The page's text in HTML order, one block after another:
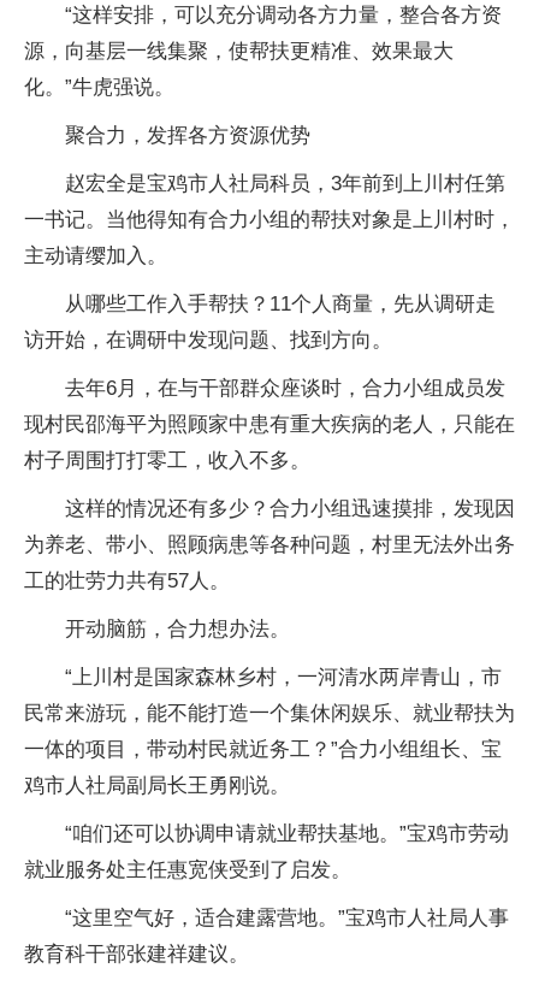
“这样安排，可以充分调动各方力量，整合各方资
源，向基层一线集聚，使帮扶更精准、效果最大
化。”牛虎强说。
聚合力，发挥各方资源优势
赵宏全是宝鸡市人社局科员，3年前到上川村任第
一书记。当他得知有合力小组的帮扶对象是上川村时，
主动请缨加入。
从哪些工作入手帮扶？11个人商量，先从调研走
访开始，在调研中发现问题、找到方向。
去年6月，在与干部群众座谈时，合力小组成员发
现村民邵海平为照顾家中患有重大疾病的老人，只能在
村子周围打打零工，收入不多。
这样的情况还有多少？合力小组迅速摸排，发现因
为养老、带小、照顾病患等各种问题，村里无法外出务
工的壮劳力共有57人。
开动脑筋，合力想办法。
“上川村是国家森林乡村，一河清水两岸青山，市
民常来游玩，能不能打造一个集休闲娱乐、就业帮扶为
一体的项目，带动村民就近务工？”合力小组组长、宝
鸡市人社局副局长王勇刚说。
“咱们还可以协调申请就业帮扶基地。”宝鸡市劳动
就业服务处主任惠宽侠受到了启发。
“这里空气好，适合建露营地。”宝鸡市人社局人事
教育科干部张建祥建议。